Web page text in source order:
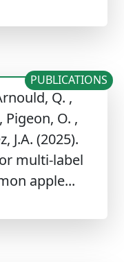
Q. ,
Pigeon, O. ,
J.A. (2025).
multi-label
apple...
PUBLICATIONS